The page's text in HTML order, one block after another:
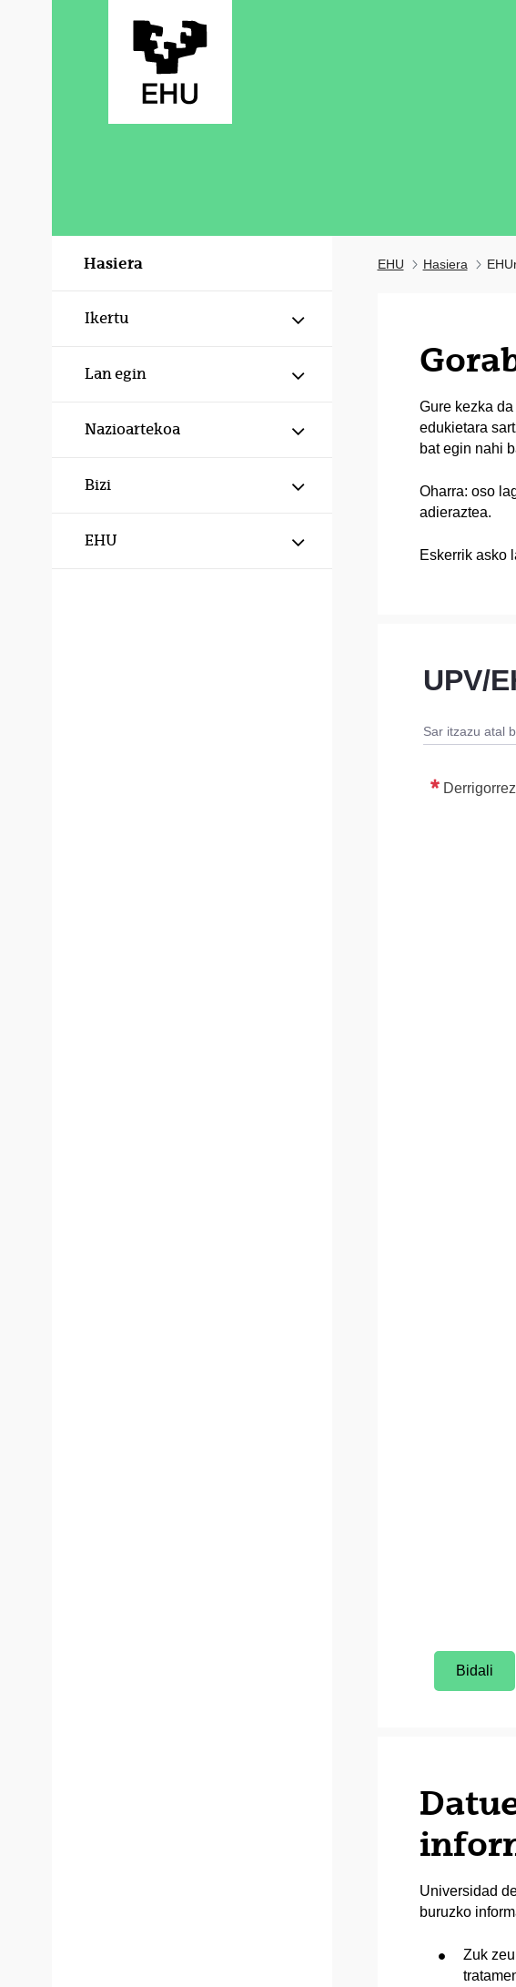
Hasiera
Ikertu Erakutsi/izkutatu
Lan egin Erakutsi/izkutatu
Nazioartekoa Erakutsi/izkutatu
Bizi Erakutsi/izkutatu
EHU Erakutsi/izkutatu
EHU Hasiera
Gure kezka
edukietara
bat egin nahi
Oharra: oso
adieraztea.
Eskerrik asko
UPV/
Sar itzazu atal
Bidali
Universidad
buruzko
Zuk